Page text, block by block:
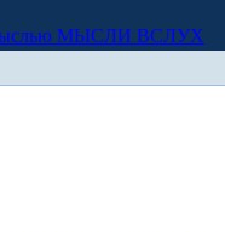
МЫСЛИ ВСЛУХ